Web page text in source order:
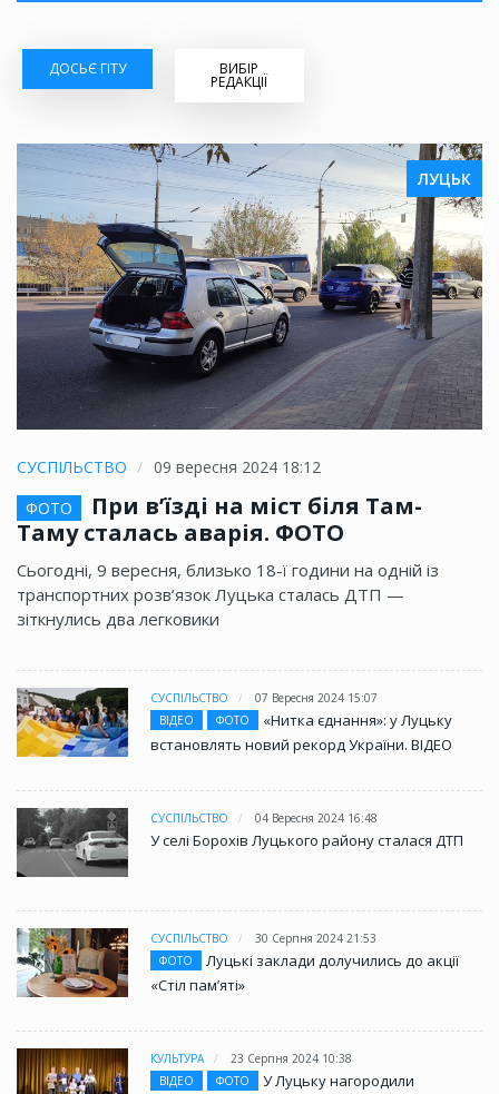
ДОСЬЄ ГІТУ ВИБІР
РЕДАКЦІЇ
ЛУЦЬК
СУСПІЛЬСТВО
09 вересня 2024 18:12
ФОТО
При в’їзді на міст біля Там-
Таму сталась аварія. ФОТО
Сьогодні, 9 вересня, близько 18-ї години на одній із
транспортних розв’язок Луцька сталась ДТП —
зіткнулись два легковики
СУСПІЛЬСТВО
07 Вересня 2024 15:07
ВІДЕО
ФОТО
«Нитка єднання»: у Луцьку
встановлять новий рекорд України. ВІДЕО
СУСПІЛЬСТВО 04 Вересня 2024 16:48
У селі Борохів Луцького району сталася ДТП
СУСПІЛЬСТВО
30 Серпня 2024 21:53
ФОТО
Луцькі заклади долучились до акції
«Стіл памʼяті»
КУЛЬТУРА
23 Серпня 2024 10:38
ВІДЕО
ФОТО У Луцьку нагородили